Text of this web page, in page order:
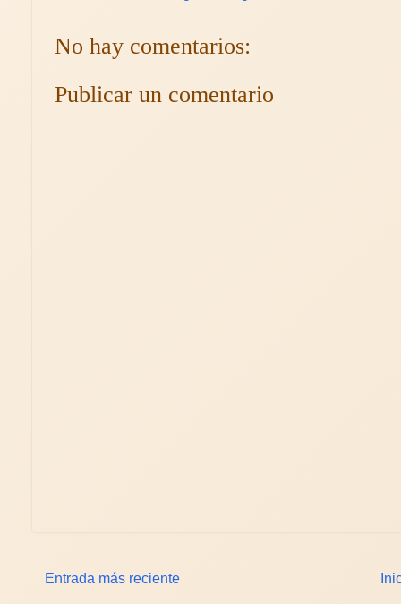
No hay comentarios:
Publicar un comentario
Entrada más reciente